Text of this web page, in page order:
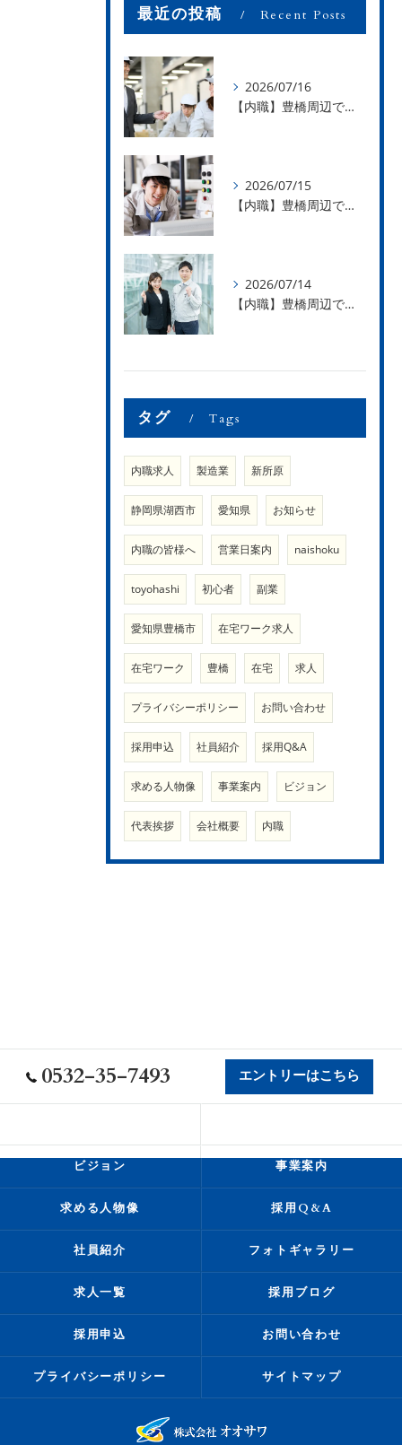
最近の投稿 Recent Posts
2026/07/16
【内職】豊橋周辺で内職のお仕事を探している方募集中！【お仕事の内容】
2026/07/15
【内職】豊橋周辺で内職のお仕事を探している方募集中！【急な学級閉鎖も安心】
2026/07/14
【内職】豊橋周辺で内職のお仕事を探している方募集中！【内職さまのお声②】
タグ Tags
内職求人 製造業 新所原
静岡県湖西市 愛知県 お知らせ
内職の皆様へ 営業日案内 naishoku
toyohashi 初心者 副業
愛知県豊橋市 在宅ワーク求人
在宅ワーク 豊橋 在宅 求人
プライバシーポリシー お問い合わせ
採用申込 社員紹介 採用Q&A
求める人物像 事業案内 ビジョン
代表挨拶 会社概要 内職
0532-35-7493 エントリーはこちら
ビジョン 事業案内
求める人物像 採用Q&A
社員紹介 フォトギャラリー
求人一覧 採用ブログ
採用申込 お問い合わせ
プライバシーポリシー サイトマップ